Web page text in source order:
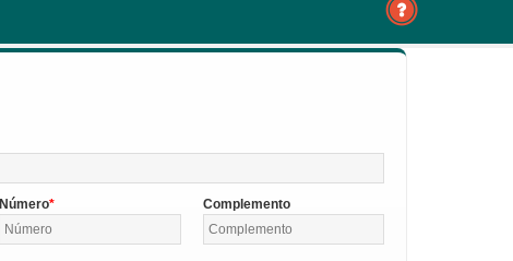
Número Complemento